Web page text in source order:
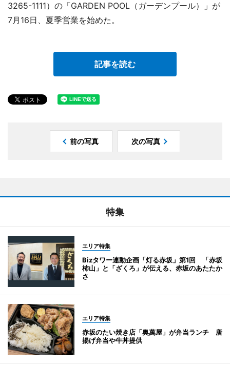
3265-1111）の「GARDEN POOL（ガーデンプール）」が
7月16日、夏季営業を始めた。
記事を読む
前の写真 次の写真
特集
エリア特集
Bizタワー連動企画「灯る赤坂」第1回 「赤坂
柿山」と「ざくろ」が伝える、赤坂のあたたか
さ
エリア特集
赤坂のたい焼き店「奥萬屋」が弁当ランチ 唐
揚げ弁当や牛丼提供